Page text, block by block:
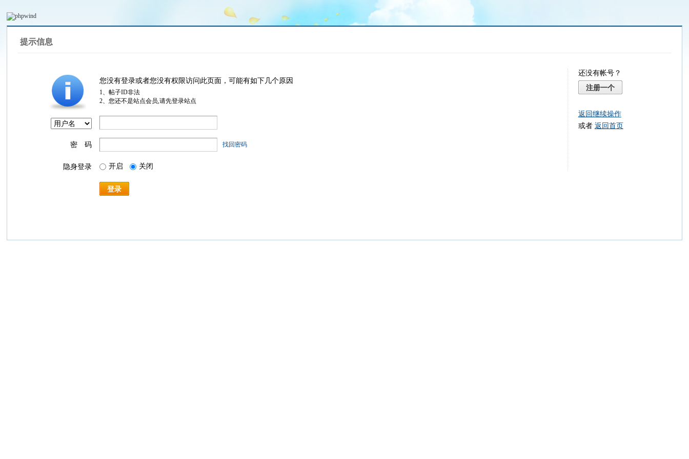
提示信息
您没有登录或者您没有权限访问此页面，可能有如下几个原因
1、帖子ID非法
2、您还不是站点会员,请先登录站点
密 码 找回密码
隐身登录 开启 关闭
登录
还没有帐号？
注册一个
返回继续操作
或者 返回首页